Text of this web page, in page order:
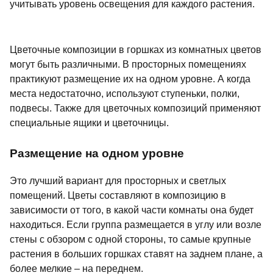
учитывать уровень освещения для каждого растения.
Цветочные композиции в горшках из комнатных цветов
могут быть различными. В просторных помещениях
практикуют размещение их на одном уровне. А когда
места недостаточно, используют ступеньки, полки,
подвесы. Также для цветочных композиций применяют
специальные ящики и цветочницы.
Размещение на одном уровне
Это лучший вариант для просторных и светлых
помещений. Цветы составляют в композицию в
зависимости от того, в какой части комнаты она будет
находиться. Если группа размещается в углу или возле
стены с обзором с одной стороны, то самые крупные
растения в больших горшках ставят на заднем плане, а
более мелкие – на переднем.